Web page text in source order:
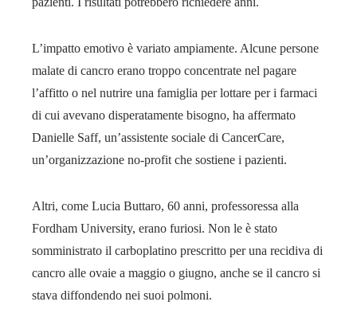
L’impatto emotivo è variato ampiamente. Alcune persone
malate di cancro erano troppo concentrate nel pagare
l’affitto o nel nutrire una famiglia per lottare per i farmaci
di cui avevano disperatamente bisogno, ha affermato
Danielle Saff, un’assistente sociale di CancerCare,
un’organizzazione no-profit che sostiene i pazienti.
Altri, come Lucia Buttaro, 60 anni, professoressa alla
Fordham University, erano furiosi. Non le è stato
somministrato il carboplatino prescritto per una recidiva di
cancro alle ovaie a maggio o giugno, anche se il cancro si
stava diffondendo nei suoi polmoni.